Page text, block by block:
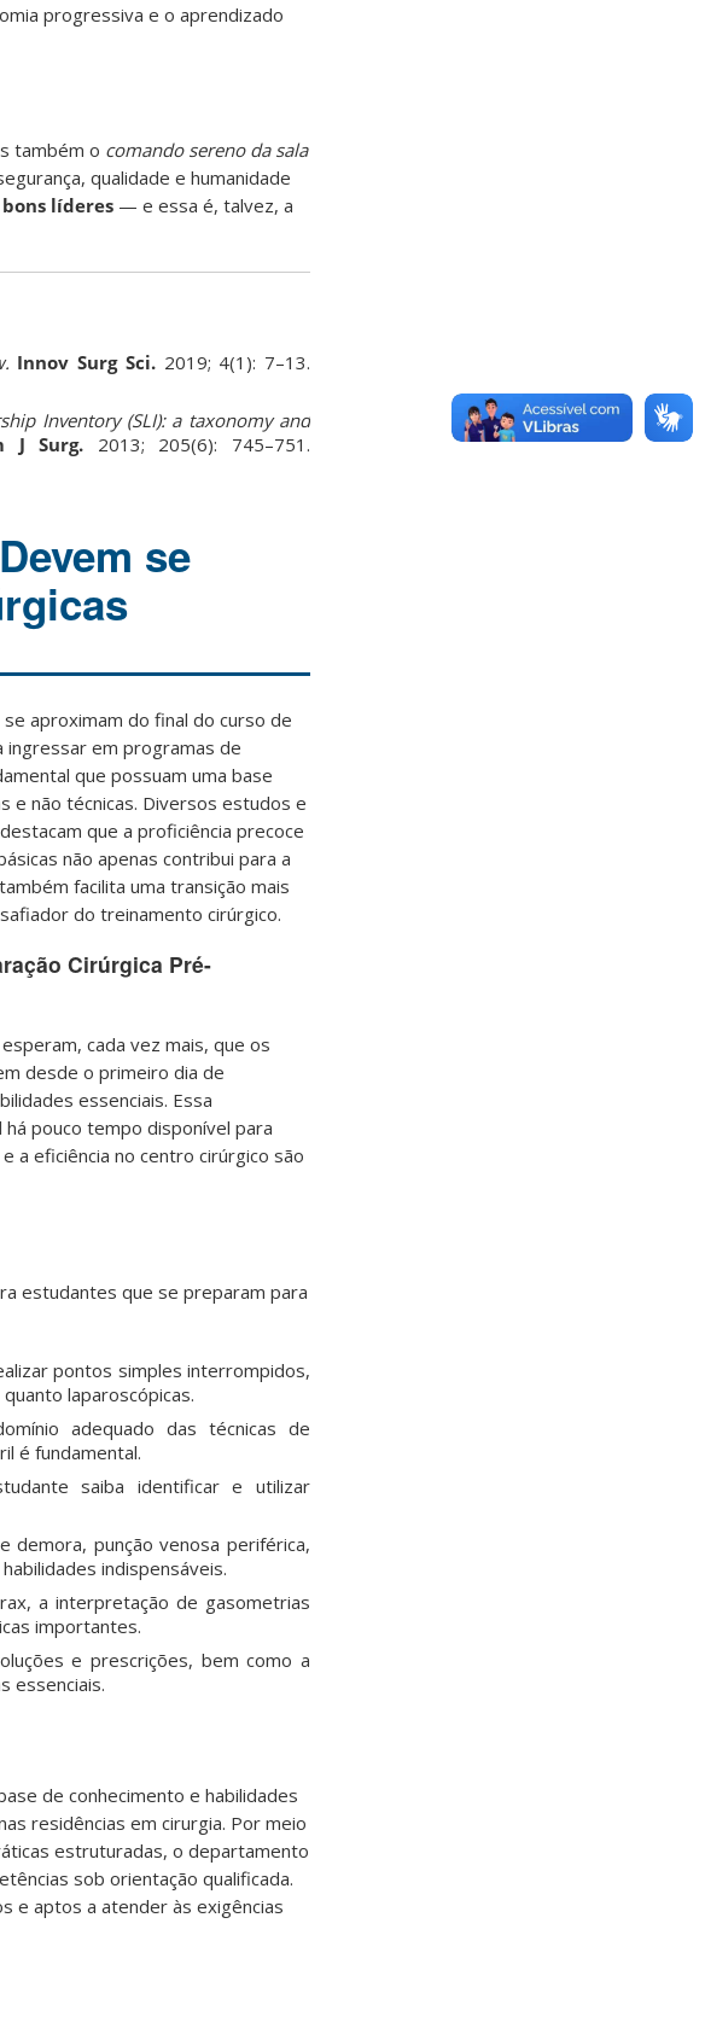
progressiva e o aprendizado
também o comando sereno da sala
qualidade e humanidade
bons líderes — e essa é, talvez, a
Innov Surg Sci.2019; 4(1): 7–13.
Inventory (SLI): a taxonomy and
J Surg. 2013; 205(6): 745–751.
se
aproximam do final do curso de
ingressar em programas de
que possuam uma base
e não técnicas. Diversos estudos e
que a proficiência precoce
não apenas contribui para a
facilita uma transição mais
do treinamento cirúrgico.
Cirúrgica Pré-
cada vez mais, que os
desde o primeiro dia de
essenciais. Essa
pouco tempo disponível para
a eficiência no centro cirúrgico são
estudantes que se preparam para
pontos simples interrompidos,
laparoscópicas.
adequado das técnicas de
é fundamental.
saiba identificar e utilizar
demora, punção venosa periférica,
indispensáveis.
a interpretação de gasometrias
importantes.
e prescrições, bem como a
essenciais.
de conhecimento e habilidades
residências em cirurgia. Por meio
estruturadas, o departamento
sob orientação qualificada.
e aptos a atender às exigências